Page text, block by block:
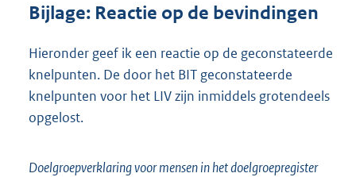
Bijlage: Reactie op de bevindingen
Hieronder geef ik een reactie op de geconstateerde
knelpunten. De door het BIT geconstateerde
knelpunten voor het LIV zijn inmiddels grotendeels
opgelost.
Doelgroepverklaring voor mensen in het doelgroepregister